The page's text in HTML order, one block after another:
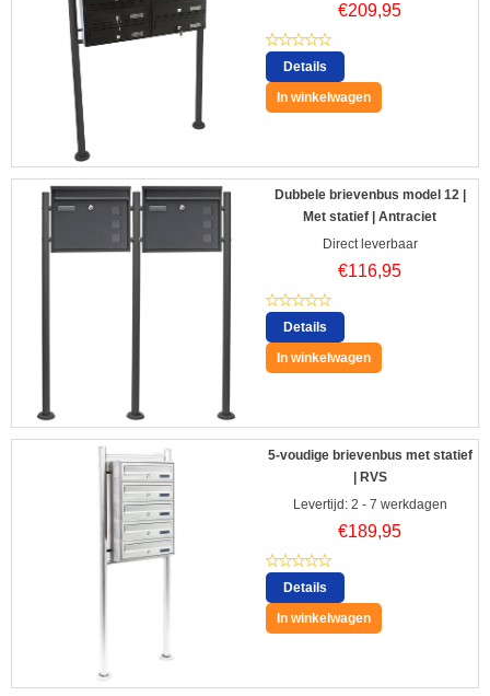
€209,95
Details
In winkelwagen
Dubbele brievenbus model 12 |
Met statief | Antraciet
Direct leverbaar
€116,95
Details
In winkelwagen
5-voudige brievenbus met statief
| RVS
Levertijd: 2 - 7 werkdagen
€189,95
Details
In winkelwagen